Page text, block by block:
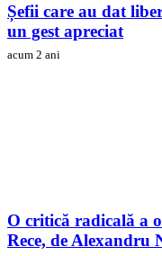
Șefii care au dat
un gest apreciat
acum 2 ani
O critică radicală a
Rece, de Alexandru